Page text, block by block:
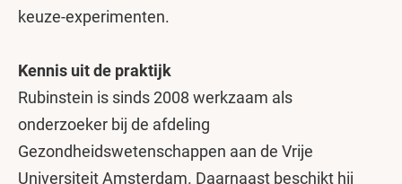
keuze-experimenten.
Kennis uit de praktijk
Rubinstein is sinds 2008 werkzaam als
onderzoeker bij de afdeling
Gezondheidswetenschappen aan de Vrije
Universiteit Amsterdam. Daarnaast beschikt hij